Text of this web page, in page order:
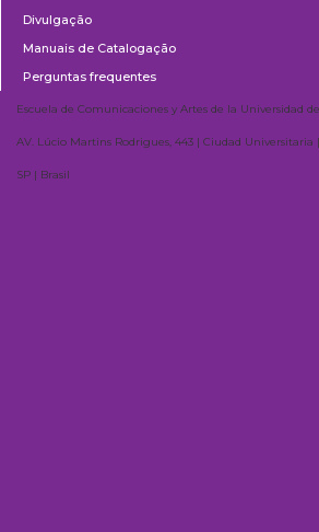
Divulgação
Manuais de Catalogação
Perguntas frequentes
Escuela de Comunicaciones y Artes de la Universidad
AV. Lúcio Martins Rodrigues, 443 | Ciudad Universitaria
SP | Brasil